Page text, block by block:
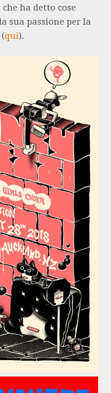
ha detto cose
sua passione per la
(qui).